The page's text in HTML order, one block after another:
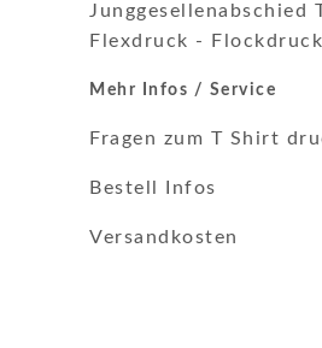
Junggesellenabschied
Flexdruck - Flockdruck
Mehr Infos / Service
Fragen zum T Shirt
Bestell Infos
Versandkosten